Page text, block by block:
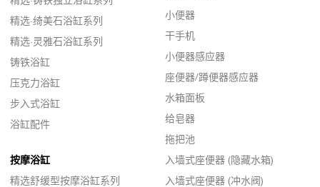
精选·绮美石浴缸系列
精选·灵雅石浴缸系列
铸铁浴缸
压克力浴缸
步入式浴缸
浴缸配件
按摩浴缸
精选舒缓型按摩浴缸系列
小便器
干手机
小便器感应器
座便器/蹲便器感应器
水箱面板
给皂器
拖把池
入墙式座便器 (隐藏水箱)
入墙式座便器 (冲水阀)